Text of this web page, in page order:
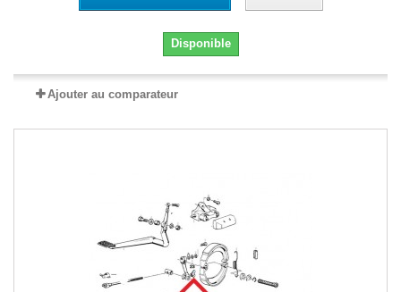
Disponible
Ajouter au comparateur